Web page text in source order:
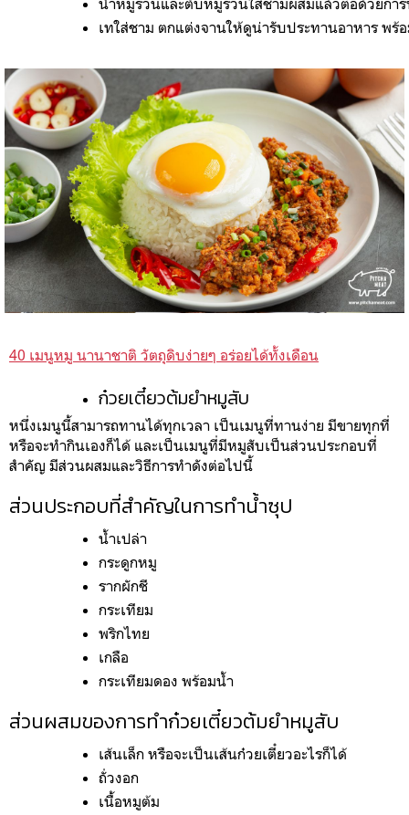
นำหมูรวนและตับหมูรวนใส่ชามผสมแล้วต่อด้วยกา
เทใส่ชาม ตกแต่งจานให้ดูน่ารับประทานอาหาร พร้
40 เมนูหมู นานาชาติ วัตถุดิบง่ายๆ อร่อยได้ทั้งเดือน
ก๋วยเตี๋ยวต้มยำหมูสับ
หนึ่งเมนูนี้สามารถทานได้ทุกเวลา เป็นเมนูที่ทานง่าย มีขายทุกที่
หรือจะทำกินเองก็ได้ และเป็นเมนูที่มีหมูสับเป็นส่วนประกอบที่
สำคัญ มีส่วนผสมและวิธีการทำดังต่อไปนี้
ส่วนประกอบที่สำคัญในการทำน้ำซุป
น้ำเปล่า
กระดูกหมู
รากผักชี
กระเทียม
พริกไทย
เกลือ
กระเทียมดอง พร้อมน้ำ
ส่วนผสมของการทำก๋วยเตี๋ยวต้มยำหมูสับ
เส้นเล็ก หรือจะเป็นเส้นก๋วยเตี๋ยวอะไรก็ได้
ถั่วงอก
เนื้อหมูต้ม